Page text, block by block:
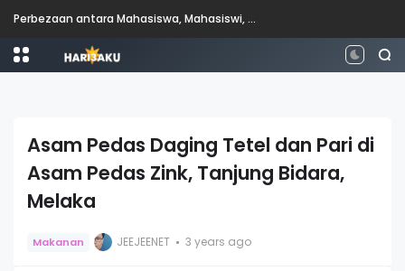
Perbezaan antara Mahasiswa, Mahasiswi, Graduan, Siswazah, Pascasiswazah, Doktor dan Pascakedoktoran
Asam Pedas Daging Tetel dan Pari di
Asam Pedas Zink, Tanjung Bidara,
Melaka
Makanan JEEJEENET 3 years ago